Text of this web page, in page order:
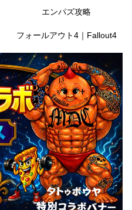
エンパズ攻略
フォールアウト4｜Fallout4